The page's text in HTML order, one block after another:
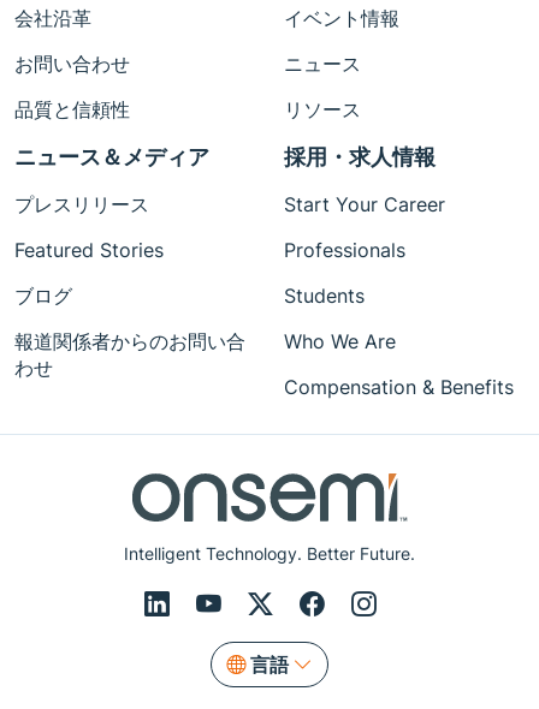
Intelligent Technology. Better Future.
言語
会社沿革
お問い合わせ
品質と信頼性
イベント情報
ニュース
リソース
ニュース＆メディア
プレスリリース
Featured Stories
ブログ
報道関係者からのお問い合
わせ
採用・求人情報
Start Your Career
Professionals
Students
Who We Are
Compensation & Benefits